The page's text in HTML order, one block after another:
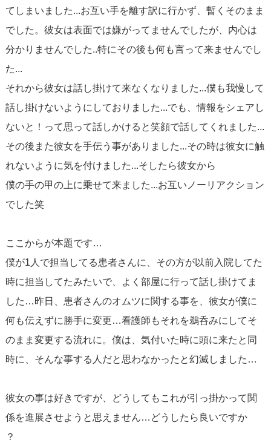
てしまいました...お互い手を離す訳に行かず、暫くそのまま
でした。彼女は表面では嫌がってませんでしたが、内心は
分かりませんでした..特にその後も何も言って来ませんでし
た...
それから彼女は話し掛けて来なくなりました...僕も我慢して
話し掛けないようにしておりました...でも、情報をシェアし
ないと！って思って話しかけると笑顔で話してくれました...
その後また彼女を手伝う事がありました...その時は彼女に触
れないように気を付けました...そしたら彼女から
僕の手の甲の上に乗せて来ました...お互いノーリアクション
でした笑
ここからが本題です…
僕が1人で担当してる患者さんに、その方が以前入院してた
時に担当してたみたいで、よく部屋に行って話し掛けてま
した…昨日、患者さんのオムツに関する事を、彼女が僕に
何も伝えずに勝手に変更…看護師もそれを鵜呑みにしてそ
のまま変更する流れに。僕は、気付いた時に頭に来たと同
時に、そんな事する人だと思わなかったと幻滅しました…
彼女の事は好きですが、どうしてもこれが引っ掛かって関
係を進展させようと思えません…どうしたら良いですか
？